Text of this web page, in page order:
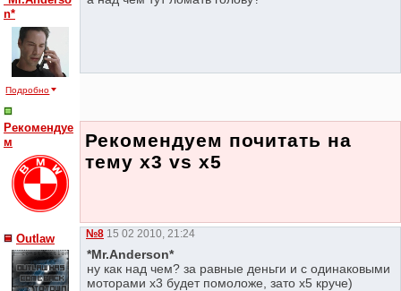
n*
Подробно
Рекомендуе
м
Рекомендуем почитать на
тему x3 vs x5
Outlaw №8 15 02 2010, 21:24
*Mr.Anderson*
ну как над чем? за равные деньги и с одинаковыми
моторами х3 будет помоложе, зато х5 круче)